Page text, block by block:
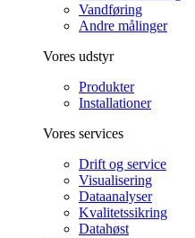
Vandføring
Andre målinger
Vores udstyr
Produkter
Installationer
Vores services
Drift og service
Visualisering
Dataanalyser
Kvalitetssikring
Datahøst